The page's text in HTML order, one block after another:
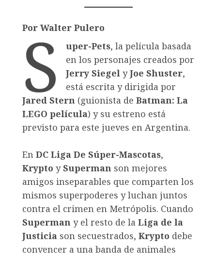
Por Walter Pulero
S uper-Pets, la película basada
en los personajes creados por
Jerry SiegelyJoe Shuster,
está escrita y dirigida por
Jared Stern (guionista de Batman: La
LEGO película) y su estreno está
previsto para este jueves en Argentina.
En DC Liga De Súper-Mascotas,
Krypto ySuperman son mejores
amigos inseparables que comparten los
mismos superpoderes y luchan juntos
contra el crimen en Metrópolis. Cuando
Superman y el resto de la Liga de la
Justicia son secuestrados, Krypto debe
convencer a una banda de animales